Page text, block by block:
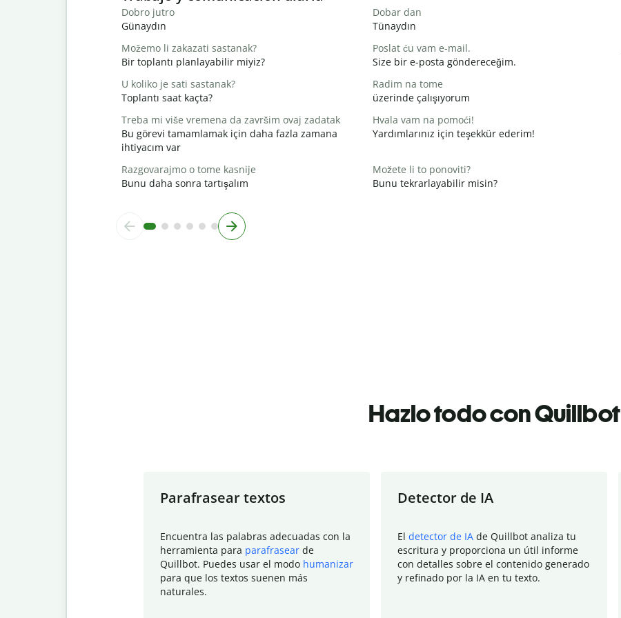
Dobro jutro
Günaydın
Dobar dan
Tünaydın
Možemo li zakazati sastanak?
Bir toplantı planlayabilir miyiz?
Poslat ću vam e-mail.
Size bir e-posta göndereceğim.
U koliko je sati sastanak?
Toplantı saat kaçta?
Radim na tome
üzerinde çalışıyorum
Treba mi više vremena da završim ovaj zadatak
Bu görevi tamamlamak için daha fazla zamana
ihtiyacım var
Hvala vam na pomoći!
Yardımlarınız için teşekkür ederim!
Razgovarajmo o tome kasnije
Bunu daha sonra tartışalım
Možete li to ponoviti?
Bunu tekrarlayabilir misin?
Hazlo todo con Quillbot
Parafrasear textos
Encuentra las palabras adecuadas con la
herramienta para parafrasear de
Quillbot. Puedes usar el modo humanizar
para que los textos suenen más
naturales.
Detector de IA
El detector de IA de Quillbot analiza tu
escritura y proporciona un útil informe
con detalles sobre el contenido generado
y refinado por la IA en tu texto.